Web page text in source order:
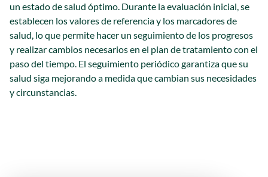
un estado de salud óptimo. Durante la evaluación inicial, se
establecen los valores de referencia y los marcadores de
salud, lo que permite hacer un seguimiento de los progresos
y realizar cambios necesarios en el plan de tratamiento con el
paso del tiempo. El seguimiento periódico garantiza que su
salud siga mejorando a medida que cambian sus necesidades
y circunstancias.